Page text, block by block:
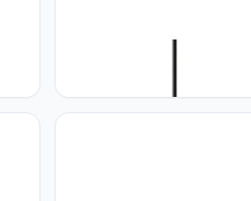
Creatieve Ronde E27 Basis
Kroonluchter Macaron Iron Art